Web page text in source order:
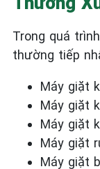
Trong quá
thường tiếp
Máy giặt
Máy giặt
Máy giặt
Máy giặt
Máy giặt